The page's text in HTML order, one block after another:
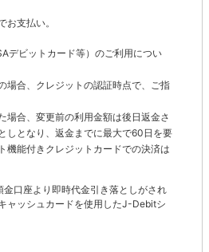
支払い。
デビットカード等） のご利用につい
場合、クレジットの認証時点で、ご指
場合、変更前の利用金額は後日返金さ
しとなり、返金までに最大で60日を要
機能付きクレジットカードでの決済は
口座より即時代金引き落としがされ
ャッシュカードを使用したJ-Debitシ